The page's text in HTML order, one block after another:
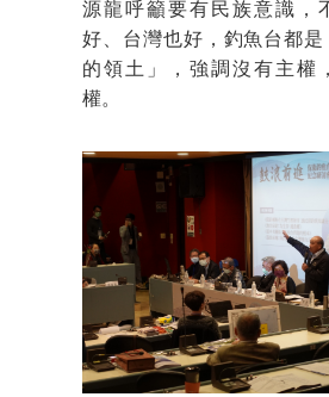
源龍呼籲要有民族意識，
好、台灣也好，釣魚台都是
的領土」，強調沒有主權
權。